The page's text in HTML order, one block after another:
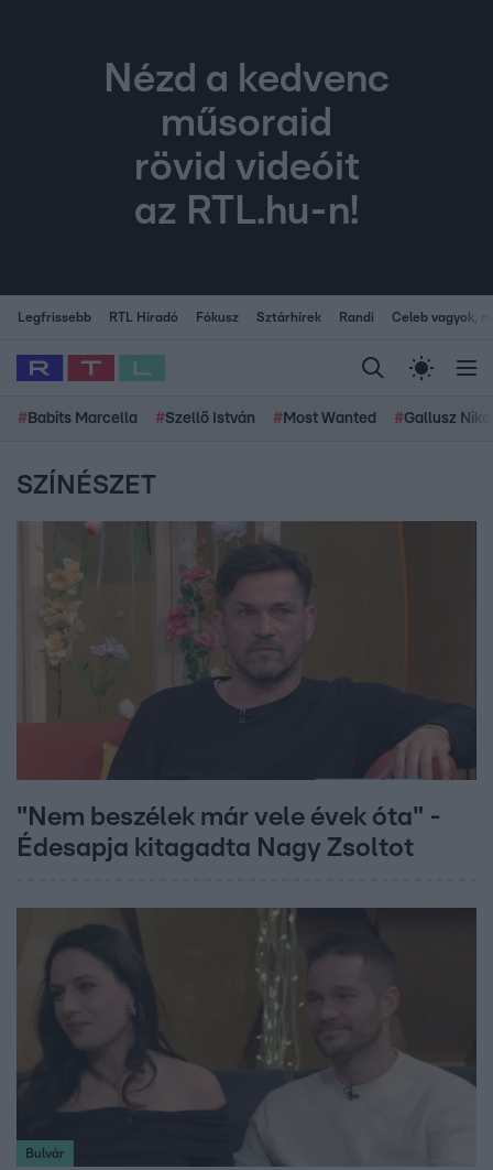
Nézd a kedvenc
műsoraid
rövid videóit
az RTL.hu-n!
Legfrissebb RTL Híradó Fókusz Sztárhírek Randi Celeb vagyok,
# Babits Marcella #Szellő István # Most Wanted #Gallusz
SZÍNÉSZET
"Nem beszélek már vele évek óta" -
Édesapja kitagadta Nagy Zsoltot
Bulvár